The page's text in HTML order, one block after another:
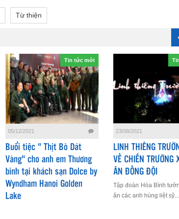
Từ thiện
Tin tức mới
05/12/2021
Buổi tiệc " Thịt Bò Dát
Vàng" cho anh em Thương
binh tại khách sạn Dolce by
Wyndham Hanoi Golden
Lake
23/08/2021
LINH THIÊNG
VỀ CHIẾN TRƯỜNG
ÂN ĐỒNG ĐỘI
Tập đoàn Hòa Bình
ân các anh hùng liệt sỹ...